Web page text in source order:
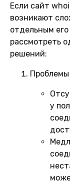
Если сайт
возникают
отдельным
рассмотреть
решений:
у